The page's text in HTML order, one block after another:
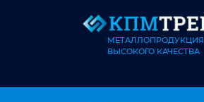
МЕТАЛЛОПРОДУКЦИЯ
ВЫСОКОГО КАЧЕСТВА